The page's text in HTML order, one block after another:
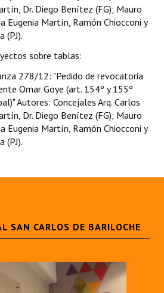
Dr. Diego Benítez (FG); Mauro
Eugenia Martín, Ramón Chiocconi y
(PJ).
sobre tablas:
278/12: "Pedido de revocatoria
Omar Goye (art. 154º y 155º
Autores: Concejales Arq. Carlos
Dr. Diego Benítez (FG); Mauro
Eugenia Martín, Ramón Chiocconi y
(PJ).
SAN CARLOS DE BARILOCHE